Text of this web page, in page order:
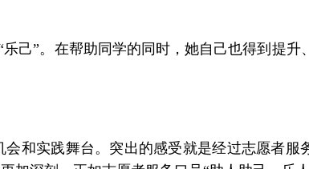
己”。在帮助同学的同时，她自己也得到提升
实践舞台。突出的感受就是经过志愿者服